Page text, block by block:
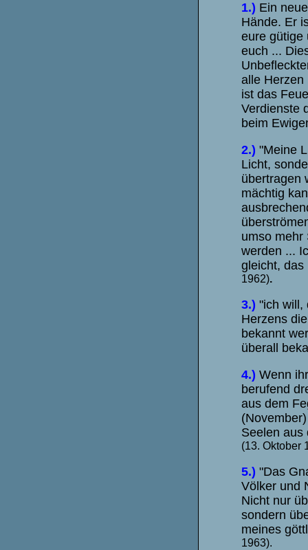
1.) Ein
Hände. Er
eure gütige
euch ...
alle Herzen
ist das
Verdienste
beim
2.) "Meine
Licht,
übertragen
mächtig
umso mehr
werden ...
gleicht, das
1962).
3.) "ich will,
Herzens
bekannt
überall
4.) Wenn
berufend
aus dem
Seelen aus
(13. Oktober
5.) "Das
Völker und
Nicht nur
sondern
meines
1963).